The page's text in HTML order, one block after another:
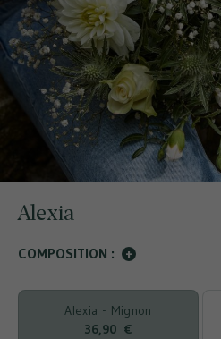
Alexia
COMPOSITION : +
Alexia - Mignon
36,90 €